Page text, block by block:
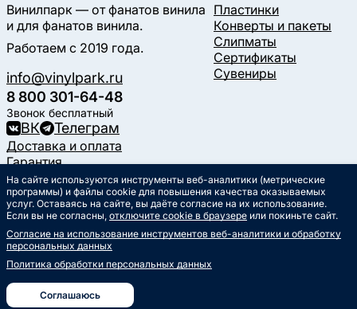
Винилпарк — от фанатов винила
и для фанатов винила.
Работаем с 2019 года.
info@vinylpark.ru
8 800 301-64-48
Звонок бесплатный
ВК Телеграм
Пластинки
Конверты и пакеты
Слипматы
Сертификаты
Сувениры
Доставка и оплата
Гарантия
Контакты
Статьи
Музыкальный календарь
Документы
Публичная оферта
Политика обработки
Согласие на обработкуперсональных данных
На сайте используются инструменты веб-аналитики (метрические
программы) и файлы cookie для повышения качества оказываемых
услуг. Оставаясь на сайте, вы даёте согласие на их использование.
Если вы не согласны, отключите cookie в браузере или покиньте сайт.
Согласие на использование инструментов веб-аналитики и обработку
персональных данных
Политика обработки персональных данных
Соглашаюсь